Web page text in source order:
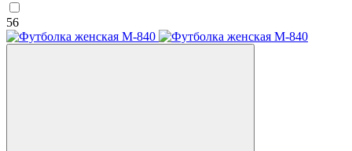
56